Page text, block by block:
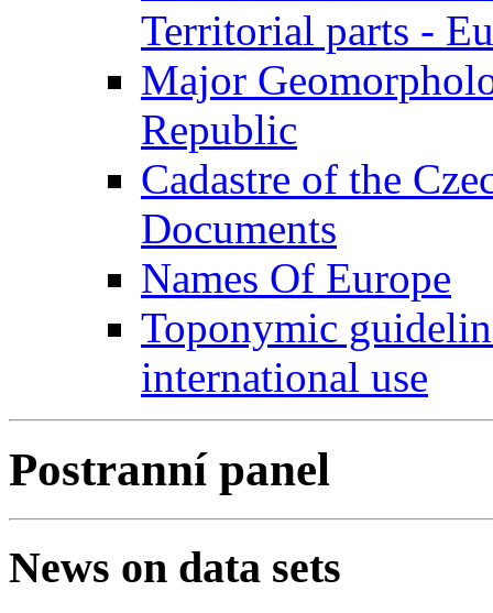
Territorial parts -
Major
Republic
Cadastre of the
Documents
Names Of Europe
Toponymic
international use
Postranní panel
News on data sets